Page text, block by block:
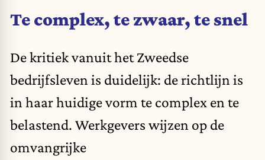
Te complex, te zwaar, te snel
De kritiek vanuit het Zweedse
bedrijfsleven is duidelijk: de richtlijn is
in haar huidige vorm te complex en te
belastend. Werkgevers wijzen op de
omvangrijke